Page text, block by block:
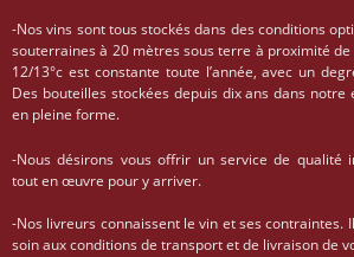
-Nos vins sont tous stockés dans des conditions
souterraines à 20 mètres sous terre à proximité
12/13°c est constante toute l’année, avec un
Des bouteilles stockées depuis dix ans dans notre
en pleine forme.
-Nous désirons vous offrir un service de qualité
tout en œuvre pour y arriver.
-Nos livreurs connaissent le vin et ses contraintes.
soin aux conditions de transport et de livraison de